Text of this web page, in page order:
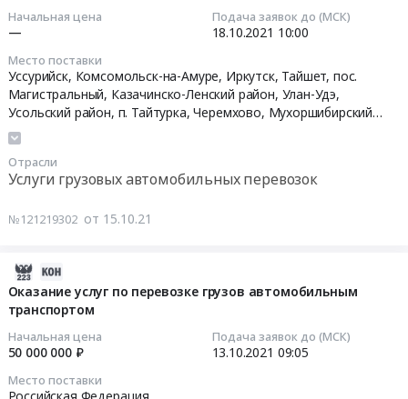
Начальная цена
—
Подача заявок до (МСК)
18.10.2021 10:00
Место поставки
Уссурийск, Комсомольск-на-Амуре, Иркутск, Тайшет, пос.
Магистральный, Казачинско-Ленский район, Улан-Удэ,
Усольский район, п. Тайтурка, Черемхово, Мухоршибирский
район, п.Саган-Нур, Партизанск, Ангарск, Слюдянка, Таганрог,
Каменск-Шахтинский, Липецк, Ртищево, Аскизский район, ст.
Приморский край,Хабаровский край,Республика Бурятия
Отрасли
Услуги грузовых автомобильных перевозок
№121219302 от 15.10.21
Оказание услуг по перевозке грузов автомобильным
транспортом
Начальная цена
50 000 000 ₽
Подача заявок до (МСК)
13.10.2021 09:05
Место поставки